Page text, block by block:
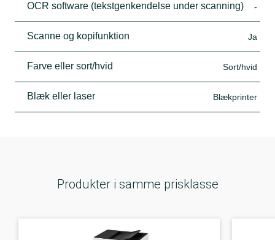
OCR software (tekstgenkendelse under scanning) -
Scanne og kopifunktion Ja
Farve eller sort/hvid Sort/hvid
Blæk eller laser Blækprinter
Produkter i samme prisklasse